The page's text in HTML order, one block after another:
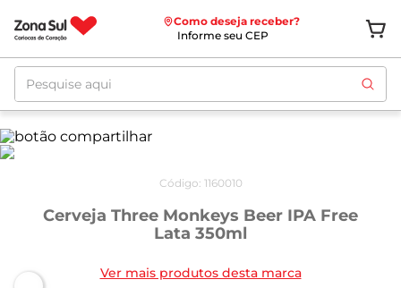
Como deseja receber?
Informe seu CEP
Pesquise aqui
Código: 1160010
Cerveja Three Monkeys Beer IPA Free
Lata 350ml
Ver mais produtos desta marca